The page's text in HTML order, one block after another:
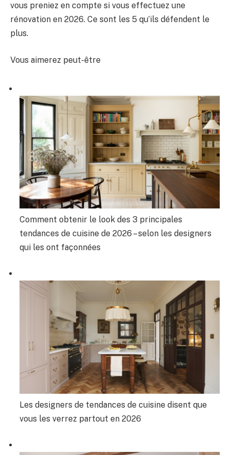
vous preniez en compte si vous effectuez une
rénovation en 2026. Ce sont les 5 qu’ils défendent le
plus.
Vous aimerez peut-être
Comment obtenir le look des 3 principales
tendances de cuisine de 2026 – selon les designers
qui les ont façonnées
Les designers de tendances de cuisine disent que
vous les verrez partout en 2026